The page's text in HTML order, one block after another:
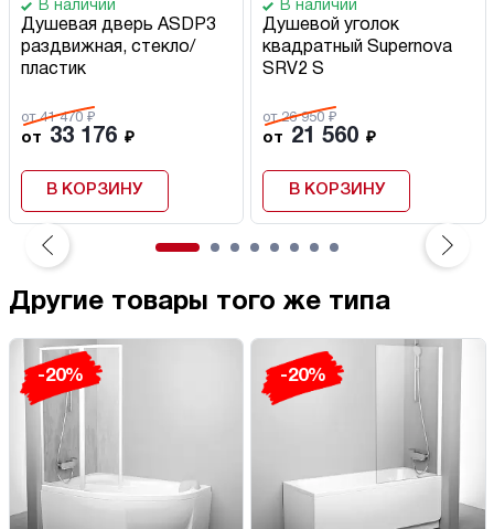
В наличии
Душевая дверь ASDP3
раздвижная, стекло/
пластик
от 41 470 ₽
от 33 176 ₽
В КОРЗИНУ
В наличии
Душевой уголок
квадратный Supernova
SRV2 S
от 26 950 ₽
от 21 560 ₽
В КОРЗИНУ
Другие товары того же типа
-20% -20%